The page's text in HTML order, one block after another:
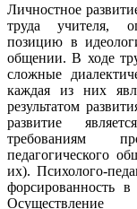
Личностное
труда учителя,
позицию в
общении. В ходе
сложные
каждая из них
результатом
развитие
требованиям
педагогического
их). Психолого-
форсированность
Осуществление